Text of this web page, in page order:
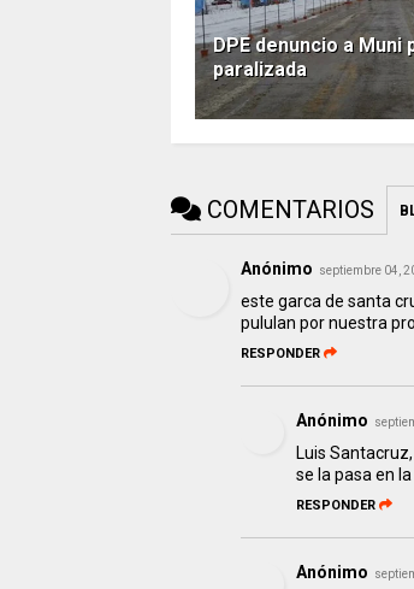
DPE denuncio a Muni
paralizada
COMENTARIOS
Anónimo septiembre 04,
este garca de santa
pululan por nuestra
RESPONDER
Anónimo
Luis
se la pasa en
RESPONDER
Anónimo